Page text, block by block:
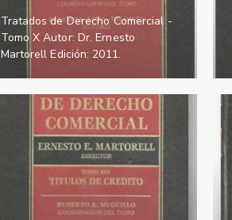
Tratados de Derecho Comercial -
Tomo X Autor: Dr. Ernesto
Martorell Edición: 2011.